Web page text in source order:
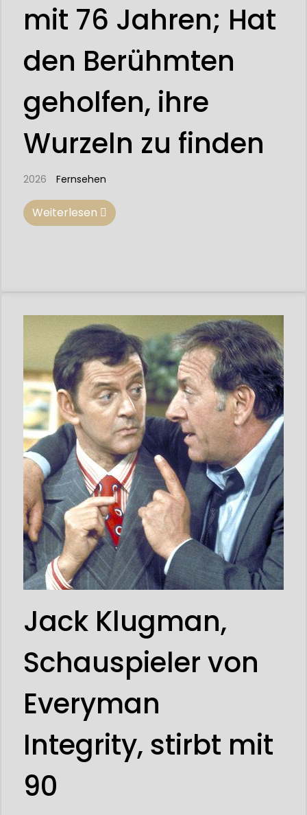
mit 76 Jahren; Hat
den Berühmten
geholfen, ihre
Wurzeln zu finden
2026 Fernsehen
Weiterlesen
Jack Klugman,
Schauspieler von
Everyman
Integrity, stirbt mit
90